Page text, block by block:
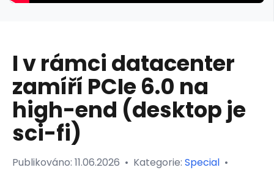
I v rámci datacenter
zamíří PCIe 6.0 na
high-end (desktop je
sci-fi)
Publikováno: 11.06.2026 • Kategorie: Special •